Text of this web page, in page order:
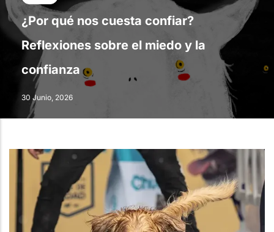
¿Por qué nos cuesta confiar?
Reflexiones sobre el miedo y la
confianza
30 Junio, 2026